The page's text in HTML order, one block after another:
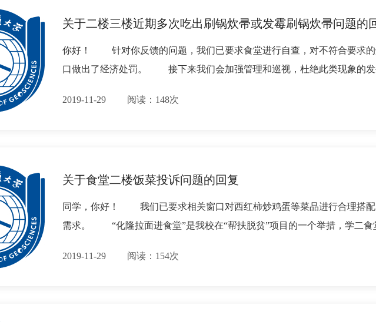
关于二楼三楼近期多次吃出刷锅炊帚或发霉刷锅炊帚问题的
你好！ 针对你反馈的问题，我们已要求食堂进行自查，对不符合要求的
口做出了经济处罚。 接下来我们会加强管理和巡视，杜绝此类现象的发
2019-11-29 阅读：148次
关于食堂二楼饭菜投诉问题的回复
同学，你好！ 我们已要求相关窗口对西红柿炒鸡蛋等菜品进行合理搭配
需求。 “化隆拉面进食堂”是我校在“帮扶脱贫”项目的一个举措，学二
2019-11-29 阅读：154次